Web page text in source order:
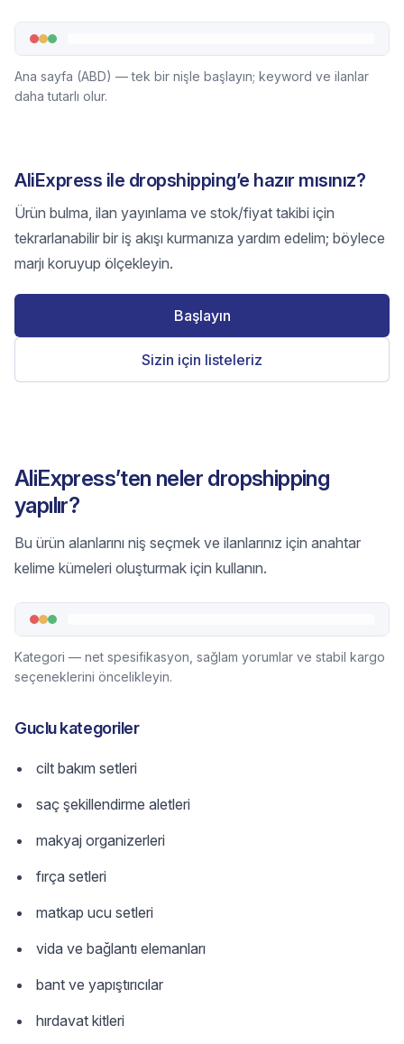
Ana sayfa (ABD) — tek bir nişle başlayın; keyword ve ilanlar
daha tutarlı olur.
AliExpress ile dropshipping’e hazır mısınız?
Ürün bulma, ilan yayınlama ve stok/fiyat takibi için
tekrarlanabilir bir iş akışı kurmanıza yardım edelim; böylece
marjı koruyup ölçekleyin.
Başlayın
Sizin için listeleriz
AliExpress’ten neler dropshipping
yapılır?
Bu ürün alanlarını niş seçmek ve ilanlarınız için anahtar
kelime kümeleri oluşturmak için kullanın.
Kategori — net spesifikasyon, sağlam yorumlar ve stabil kargo
seçeneklerini öncelikleyin.
Guclu kategoriler
cilt bakım setleri
saç şekillendirme aletleri
makyaj organizerleri
fırça setleri
matkap ucu setleri
vida ve bağlantı elemanları
bant ve yapıştırıcılar
hırdavat kitleri